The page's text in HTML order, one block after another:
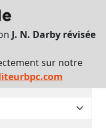
J. N. Darby révisée
sur notre